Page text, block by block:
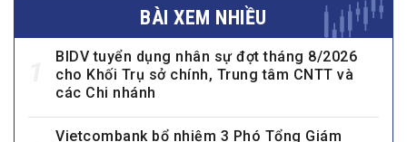
BÀI XEM NHIỀU
BIDV tuyển dụng nhân sự đợt tháng 8/2026
cho Khối Trụ sở chính, Trung tâm CNTT và
các Chi nhánh
Vietcombank bổ nhiệm 3 Phó Tổng Giám